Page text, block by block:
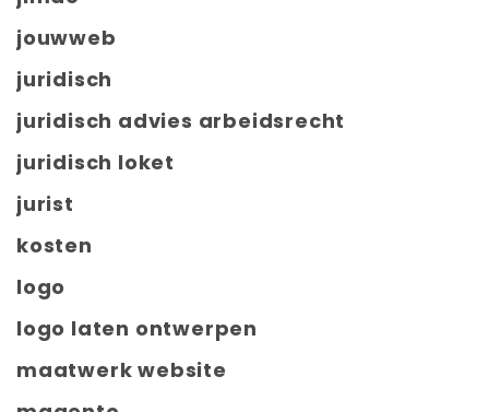
jouwweb
juridisch
juridisch advies arbeidsrecht
juridisch loket
jurist
kosten
logo
logo laten ontwerpen
maatwerk website